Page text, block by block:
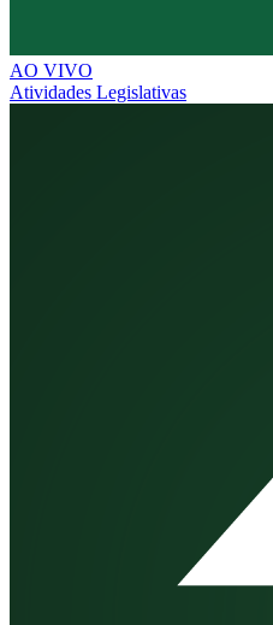
AO VIVO
Atividades Legislativas